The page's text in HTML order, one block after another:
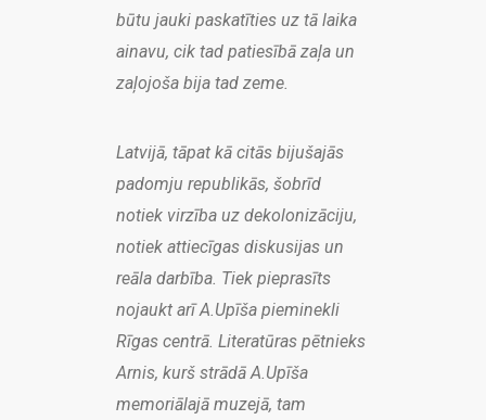
būtu jauki paskatīties uz tā laika
ainavu, cik tad patiesībā zaļa un
zaļojoša bija tad zeme.
Latvijā, tāpat kā citās bijušajās
padomju republikās, šobrīd
notiek virzība uz dekolonizāciju,
notiek attiecīgas diskusijas un
reāla darbība. Tiek pieprasīts
nojaukt arī A.Upīša pieminekli
Rīgas centrā. Literatūras pētnieks
Arnis, kurš strādā A.Upīša
memoriālajā muzejā, tam